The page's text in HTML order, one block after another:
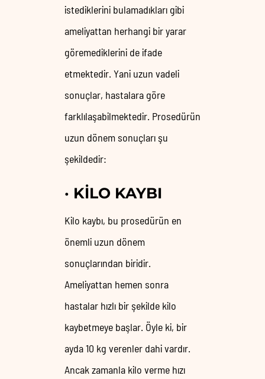
istediklerini bulamadıkları gibi
ameliyattan herhangi bir yarar
göremediklerini de ifade
etmektedir. Yani uzun vadeli
sonuçlar, hastalara göre
farklılaşabilmektedir. Prosedürün
uzun dönem sonuçları şu
şekildedir:
· KILO KAYBI
Kilo kaybı, bu prosedürün en
önemli uzun dönem
sonuçlarından biridir.
Ameliyattan hemen sonra
hastalar hızlı bir şekilde kilo
kaybetmeye başlar. Öyle ki, bir
ayda 10 kg verenler dahi vardır.
Ancak zamanla kilo verme hızı